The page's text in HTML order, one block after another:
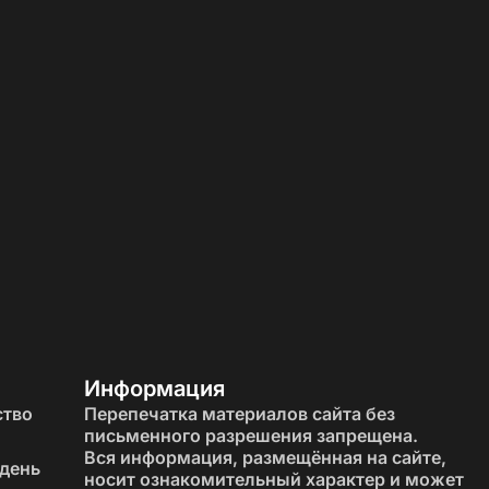
трубы, нестандартный проём. Поэтому
вдоль одной стены — окно остаётся открытым и
Информация
Перепечатка материалов сайта без
письменного разрешения запрещена.
Вся информация, размещённая на сайте,
носит ознакомительный характер и может